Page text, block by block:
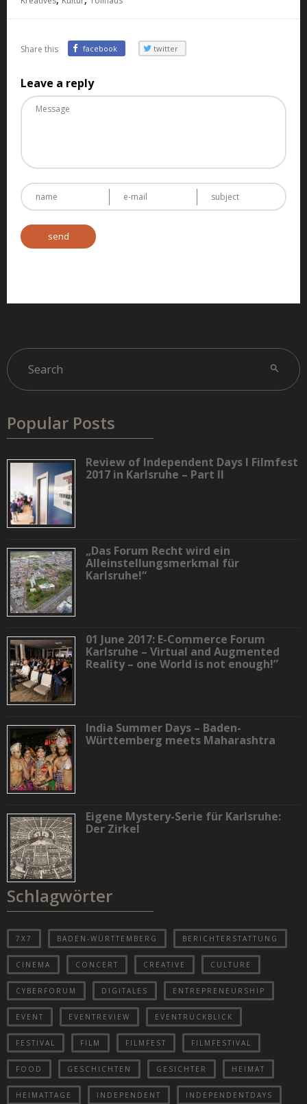
Share this facebook twitter
Leave a reply
Popular Posts
Review of Independent Days I Filmfest
2017 in Karlsruhe – Part II
„Das Forum Recht wird ein
Alleinstellungsmerkmal für
Karlsruhe!“
01 June 2017: E-Commerce Forum
Karlsruhe – Virtual and Augmented
Reality – one World is not enough!”
India Summer Days – Baden-
Württemberg meets Maharashtra
Eigene Mystery-Serie für Karlsruhe:
Der Zirkel
Schlagwörter
7X7 BADEN-WÜRTTEMBERG BERICHTERSTATTUNG
CINEMA CONCERT CREATIVE CULTURE
CYBERFORUM DIGITALES ENTREPRENEURSHIP
EVENT EVENTREVIEW EVENTRÜCKBLICK
FESTIVAL FILM FILMFEST FILMFESTIVAL
FOOD GESCHICHTEN GESICHTER HEIMAT
HEIMATTAGE INDEPENDENT INDEPENDENTDAYS